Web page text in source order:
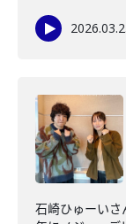
石崎ひゅーい